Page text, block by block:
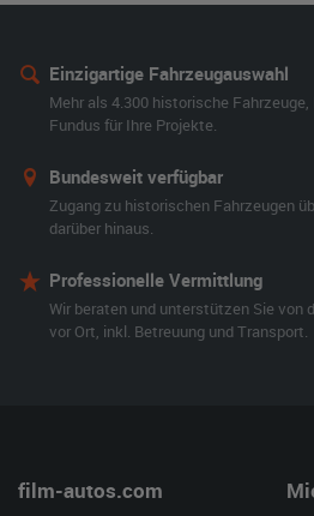
Einzigartige Fahrzeugauswahl
Mehr als 4.300 historische
Fundus für Ihre Projekte.
Bundesweit verfügbar
Zugang zu historischen Fahrzeugen
darüber hinaus.
Professionelle Vermittlung
Wir beraten und unterstützen Sie von
vor Ort, inkl. Betreuung und Transport.
film-autos.com